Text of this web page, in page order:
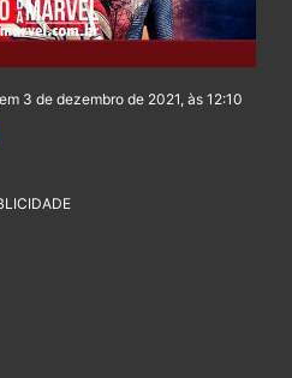
3 de dezembro de 2021, às 12:10